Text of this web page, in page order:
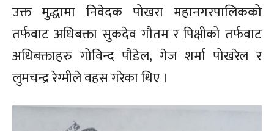
उक्त मुद्धामा निवेदक पोखरा महानगरपालिकको
तर्फवाट अधिबक्ता सुकदेव गौतम र पिक्षीको तर्फवाट
अधिबक्ताहरु गोविन्द पौडेल, गेज शर्मा पोखरेल र
लुमचन्द्र रेग्मीले वहस गरेका थिए ।